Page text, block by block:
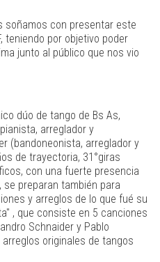
soñamos con presentar este
teniendo por objetivo poder
junto al público que nos vio
dúo de tango de Bs As,
arreglador y
(bandoneonista, arreglador y
de trayectoria, 31°giras
con una fuerte presencia
preparan también para
y arreglos de lo que fué su
, que consiste en 5 canciones
Schnaider y Pablo
originales de tangos